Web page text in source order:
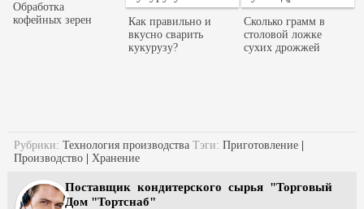
Обработка
кофейных зерен
Как правильно и
вкусно сварить
кукурузу?
Сколько грамм в
столовой ложке
сухих дрожжей
Рубрики: Технология производства Тэги: Приготовление|
Производство| Хранение
Поставщик кондитерского сырья "Торговый
Дом "Тортснаб"